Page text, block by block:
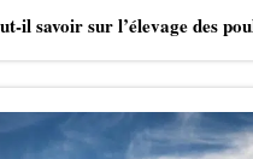
il savoir sur l’élevage des